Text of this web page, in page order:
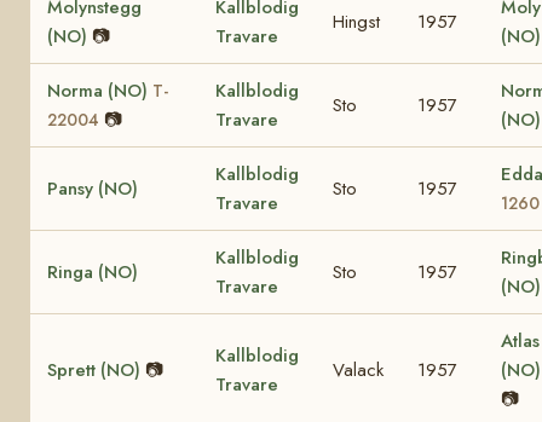
Molynstegg
(NO) 📷
Kallblodig
Travare
Hingst 1957
Norma (NO) T-
22004 📷
Kallblodig
Travare
Sto 1957
Pansy (NO)
Kallblodig
Travare
Sto 1957
1260
Ringa (NO)
Kallblodig
Travare
Sto 1957
Sprett (NO) 📷
Kallblodig
Travare
Valack 1957
📷